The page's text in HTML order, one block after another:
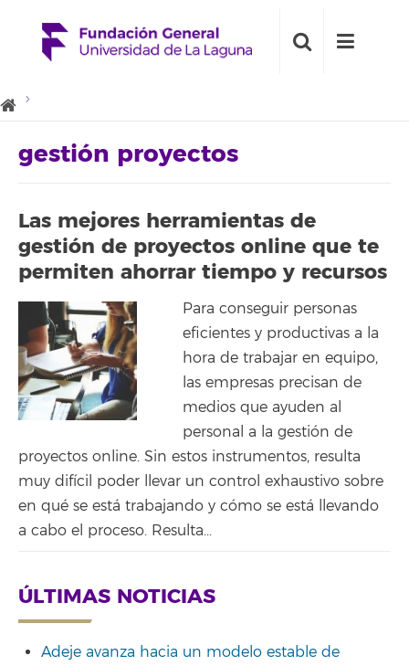
gestión proyectos
Las mejores herramientas de
gestión de proyectos online que te
permiten ahorrar tiempo y recursos
Para conseguir personas
eficientes y productivas a la
hora de trabajar en equipo,
las empresas precisan de
medios que ayuden al
personal a la gestión de
proyectos online. Sin estos instrumentos, resulta
muy difícil poder llevar un control exhaustivo sobre
en qué se está trabajando y cómo se está llevando
a cabo el proceso. Resulta...
ÚLTIMAS NOTICIAS
Adeje avanza hacia un modelo estable de